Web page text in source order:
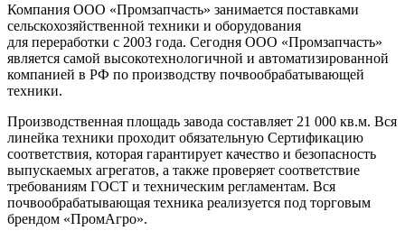
Компания ООО «Промзапчасть» занимается поставками
сельскохозяйственной техники и оборудования
для переработки с 2003 года. Сегодня ООО «Промзапчасть»
является самой высокотехнологичной и автоматизированной
компанией в РФ по производству почвообрабатывающей
техники.
Производственная площадь завода составляет 21 000 кв.м. Вся
линейка техники проходит обязательную Сертификацию
соответствия, которая гарантирует качество и безопасность
выпускаемых агрегатов, а также проверяет соответствие
требованиям ГОСТ и техническим регламентам. Вся
почвообрабатывающая техника реализуется под торговым
брендом «ПромАгро».